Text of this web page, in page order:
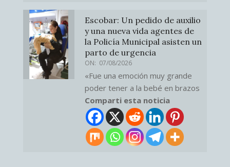
Escobar: Un pedido de auxilio
y una nueva vida agentes de
la Policía Municipal asisten un
parto de urgencia
ON: 07/08/2026
«Fue una emoción muy grande
poder tener a la bebé en brazos
Comparti esta noticia